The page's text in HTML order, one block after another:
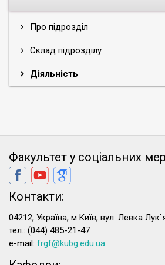
Про підрозділ
Склад підрозділу
Діяльність
Факультет у соціальних
Контакти:
04212, Україна, м.Київ, вул. Левка
тел.: (044) 485-21-47
e-mail: frgf@kubg.edu.ua